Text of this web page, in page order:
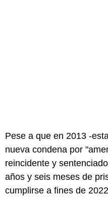
Pese a que en 2013 -
nueva condena por
reincidente y
años y seis meses de
cumplirse a fines de